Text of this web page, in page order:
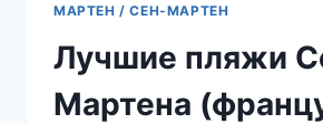
МАРТЕН / СЕН-МАРТЕН
Лучшие пляжи
Мартена